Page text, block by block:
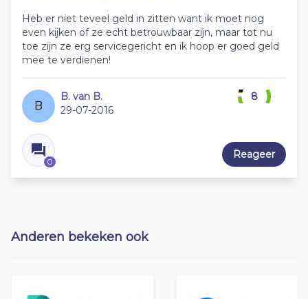
Heb er niet teveel geld in zitten want ik moet nog
even kijken of ze echt betrouwbaar zijn, maar tot nu
toe zijn ze erg servicegericht en ik hoop er goed geld
mee te verdienen!
B
B. van B.
29-07-2016
0
8
Reageer
Anderen bekeken ook